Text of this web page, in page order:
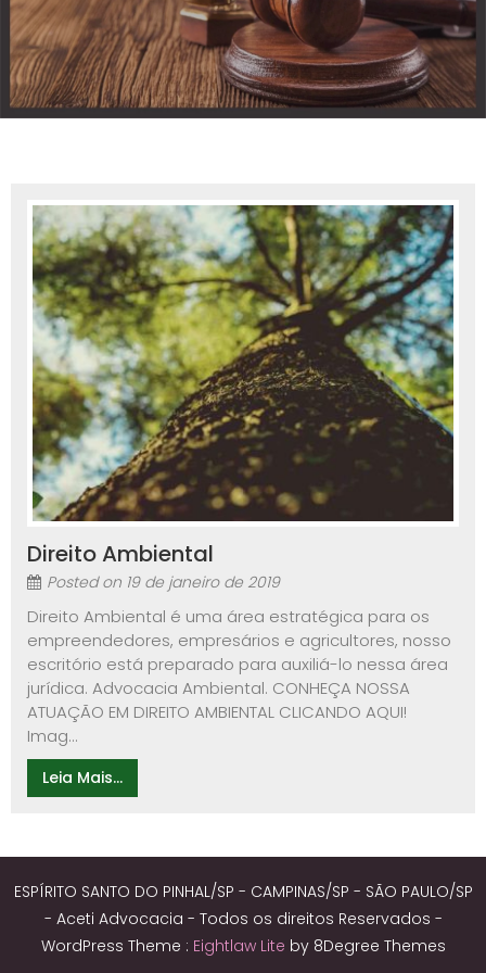
Direito Ambiental
Posted on 19 de janeiro de 2019
Direito Ambiental é uma área estratégica para os
empreendedores, empresários e agricultores, nosso
escritório está preparado para auxiliá-lo nessa área
jurídica. Advocacia Ambiental. CONHEÇA NOSSA
ATUAÇÃO EM DIREITO AMBIENTAL CLICANDO AQUI!
Imag...
Leia Mais...
ESPÍRITO SANTO DO PINHAL/SP - CAMPINAS/SP - SÃO PAULO/SP
- Aceti Advocacia - Todos os direitos Reservados -
WordPress Theme : Eightlaw Lite by 8Degree Themes